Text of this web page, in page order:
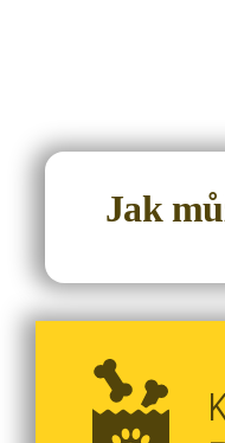
Jak